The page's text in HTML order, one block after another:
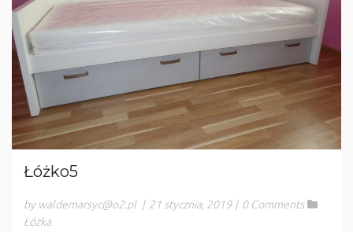
Łóżko5
by waldemarsyc@o2.pl | 21 stycznia, 2019 | 0 Comments
Łóżka